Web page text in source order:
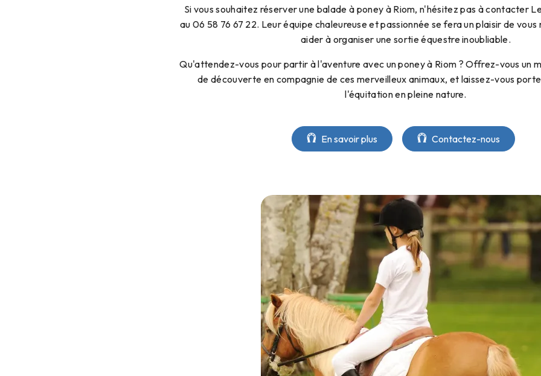
Si vous souhaitez réserver une balade à poney à Riom, n'hésitez pas à contacter
au 06 58 76 67 22. Leur équipe chaleureuse et passionnée se fera un plaisir de
aider à organiser une sortie équestre inoubliable.
Qu'attendez-vous pour partir à l'aventure avec un poney à Riom ? Offrez-vous un
de découverte en compagnie de ces merveilleux animaux, et laissez-vous
l'équitation en pleine nature.
En savoir plus Contactez-nous